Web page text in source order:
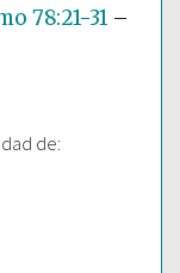
78:21-31 –
de: